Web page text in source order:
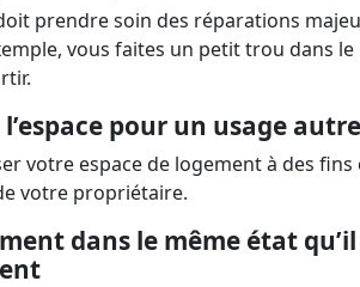
prendre soin des réparations
vous faites un petit trou dans
pour un usage
votre espace de logement à des
votre propriétaire.
dans le même état